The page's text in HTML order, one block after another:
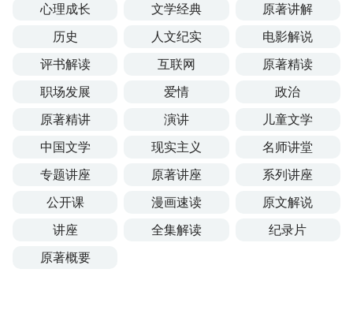
心理成长
文学经典
原著讲解
历史
人文纪实
电影解说
评书解读
互联网
原著精读
职场发展
爱情
政治
原著精讲
演讲
儿童文学
中国文学
现实主义
名师讲堂
专题讲座
原著讲座
系列讲座
公开课
漫画速读
原文解说
讲座
全集解读
纪录片
原著概要